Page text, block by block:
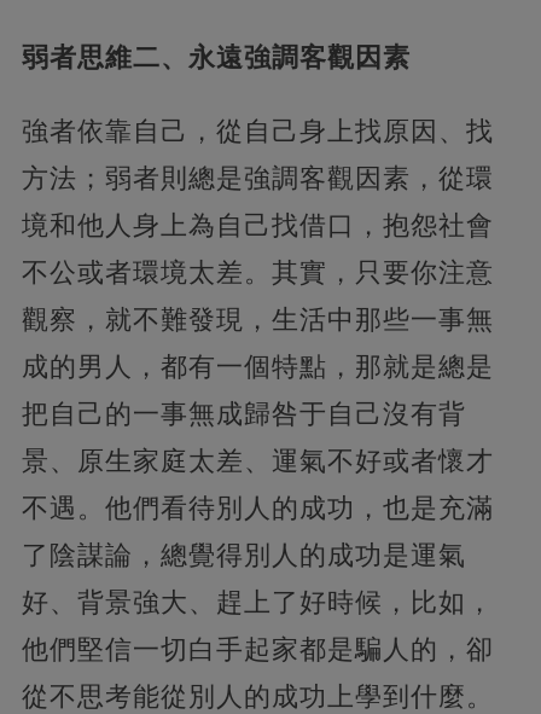
弱者思維二、永遠強調客觀因素
強者依靠自己，從自己身上找原因、找
方法；弱者則總是強調客觀因素，從環
境和他人身上為自己找借口，抱怨社會
不公或者環境太差。其實，只要你注意
觀察，就不難發現，生活中那些一事無
成的男人，都有一個特點，那就是總是
把自己的一事無成歸咎于自己沒有背
景、原生家庭太差、運氣不好或者懷才
不遇。他們看待別人的成功，也是充滿
了陰謀論，總覺得別人的成功是運氣
好、背景強大、趕上了好時候，比如，
他們堅信一切白手起家都是騙人的，卻
從不思考能從別人的成功上學到什麼。